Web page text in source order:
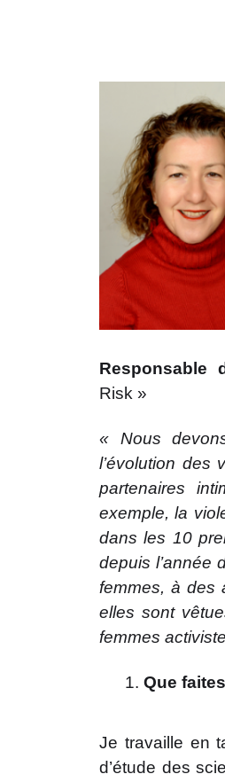
Responsable
Risk »
« Nous
l’évolution des
partenaires
exemple, la
dans les 10
depuis l’année
femmes, à des
elles sont
femmes
Que
Je travaille en
d’étude des